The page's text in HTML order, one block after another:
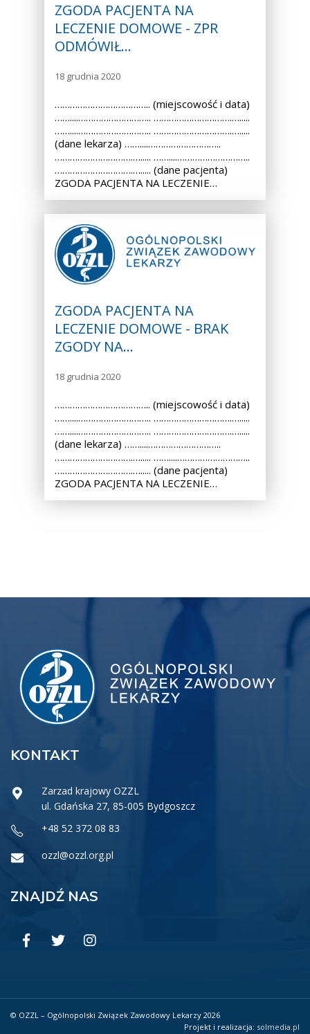
ZGODA PACJENTA NA
LECZENIE DOMOWE - ZPR
ODMÓWIŁ…
18 grudnia 2020
……………………………….. (miejscowość i data)
……....……………………….. ………………………….….....
……....……………………….. ………………………….….....
(dane lekarza) ……....………………………..
………………………….…..... ……....………………………..
………………………….…..... (dane pacjenta)
ZGODA PACJENTA NA LECZENIE…
ZGODA PACJENTA NA
LECZENIE DOMOWE - BRAK
ZGODY NA…
18 grudnia 2020
……………………………….. (miejscowość i data)
……....……………………….. ………………………….….....
……....……………………….. ………………………….….....
(dane lekarza) ……....………………………..
………………………….…..... ……....………………………..
………………………….…..... (dane pacjenta)
ZGODA PACJENTA NA LECZENIE…
KONTAKT
Zarzad krajowy OZZL
ul. Gdańska 27, 85-005 Bydgoszcz
+48 52 372 08 83
ozzl@ozzl.org.pl
ZNAJDŹ NAS
© OZZL – Ogólnopolski Związek Zawodowy Lekarzy 2026
Projekt i realizacja: solmedia.pl